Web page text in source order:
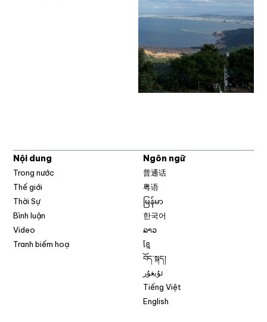
Nội dung
Trong nước
Thế giới
Thời Sự
Bình luận
Video
Tranh biếm hoạ
Ngôn ngữ
普通话
粤语
မြန်မာ
한국어
ລາວ
ខ្មែ
བོད་སྐད།
ئۇيغۇر
Tiếng Việt
English